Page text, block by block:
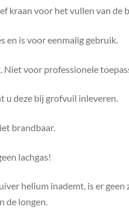
kraan voor het vullen van de
en is voor eenmalig gebruik.
voor professionele
u deze bij grofvuil inleveren.
brandbaar.
lachgas!
helium inademt, is er geen
de longen.